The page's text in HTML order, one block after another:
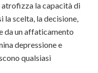
la capacità di
la scelta, la decisione,
da un affaticamento
depressione e
qualsiasi